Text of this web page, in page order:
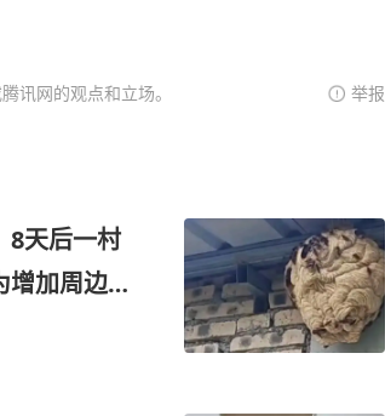
讯网的观点和立场。 举报
8天后一村
增加周边